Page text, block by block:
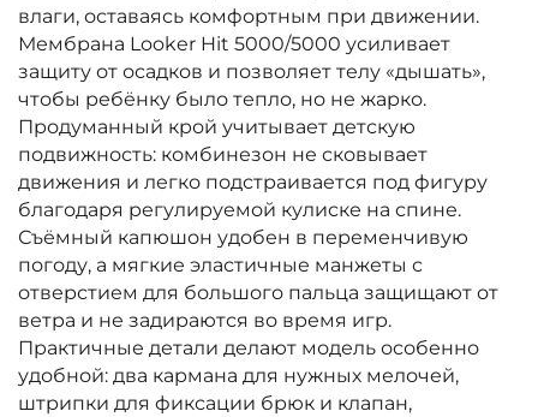
влаги, оставаясь комфортным при движении.
Мембрана Looker Hit 5000/5000 усиливает
защиту от осадков и позволяет телу «дышать»,
чтобы ребёнку было тепло, но не жарко.
Продуманный крой учитывает детскую
подвижность: комбинезон не сковывает
движения и легко подстраивается под фигуру
благодаря регулируемой кулиске на спине.
Съёмный капюшон удобен в переменчивую
погоду, а мягкие эластичные манжеты с
отверстием для большого пальца защищают от
ветра и не задираются во время игр.
Практичные детали делают модель особенно
удобной: два кармана для нужных мелочей,
штрипки для фиксации брюк и клапан,